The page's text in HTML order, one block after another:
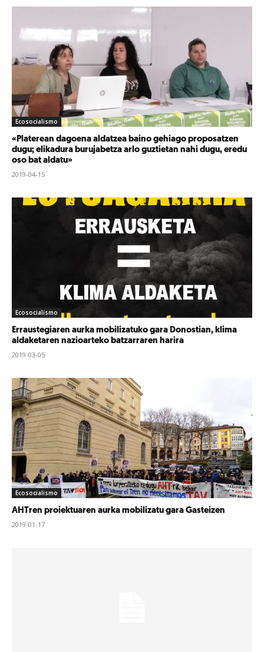
Ecosocialismo
«Platerean dagoena aldatzea baino gehiago proposatzen
dugu; elikadura burujabetza arlo guztietan nahi dugu, eredu
oso bat aldatu»
2019-04-15
Ecosocialismo
Erraustegiaren aurka mobilizatuko gara Donostian, klima
aldaketaren nazioarteko batzarraren harira
2019-03-05
Ecosocialismo
AHTren proiektuaren aurka mobilizatu gara Gasteizen
2019-01-17